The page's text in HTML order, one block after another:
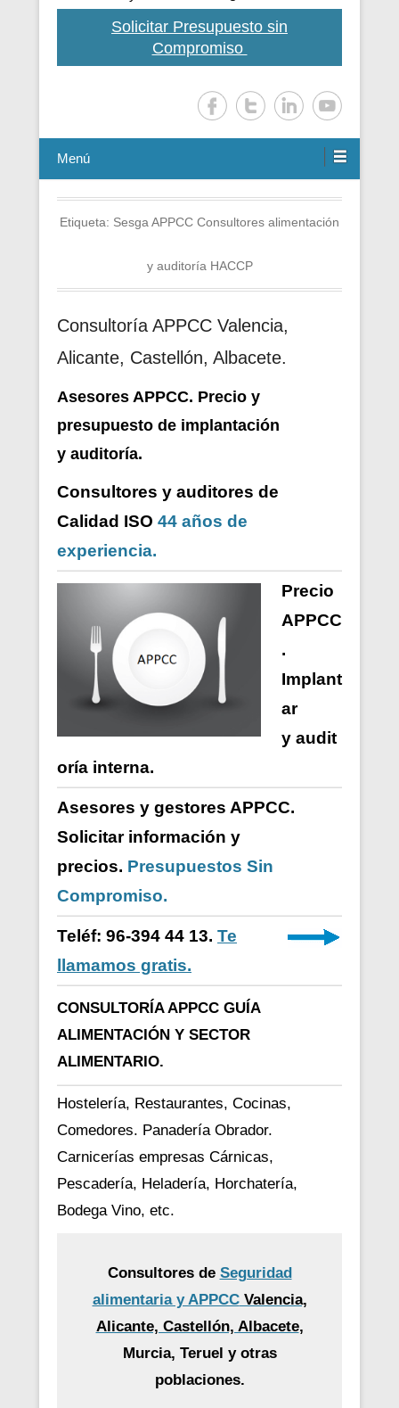
Solicitar Presupuesto sin
Compromiso
Menú
Etiqueta: Sesga APPCC Consultores alimentación
y auditoría HACCP
Consultoría APPCC Valencia,
Alicante, Castellón, Albacete.
Asesores APPCC. Precio y
presupuesto de implantación
y auditoría.
Consultores y auditores de
Calidad ISO 44 años de
experiencia.
Precio
APPCC
.
Implant
ar
y audit
oría interna.
Asesores y gestores APPCC.
Solicitar información y
precios. Presupuestos Sin
Compromiso.
Teléf: 96-394 44 13. Te
llamamos gratis.
CONSULTORÍA APPCC GUÍA
ALIMENTACIÓN Y SECTOR
ALIMENTARIO.
Hostelería, Restaurantes, Cocinas,
Comedores. Panadería Obrador.
Carnicerías empresas Cárnicas,
Pescadería, Heladería, Horchatería,
Bodega Vino, etc.
Consultores de Seguridad
alimentaria y APPCCValencia,
Alicante, Castellón, Albacete,
Murcia, Teruel y otras
poblaciones.